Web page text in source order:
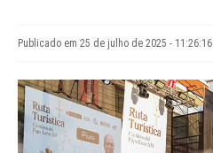
Publicado em 25 de julho de 2025 - 11:26:16